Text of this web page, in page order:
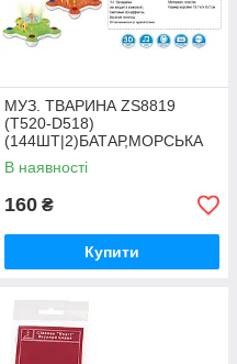
МУЗ. ТВАРИНА ZS8819
(T520-D518)
(144ШТ|2)БАТАР,МОРСЬКА
ЗІРКА 2 КОЛ МІКС,СПІВАЄ
ПІСНЮ,СВІТЛО 3-D
В наявності
160 ₴
Купити